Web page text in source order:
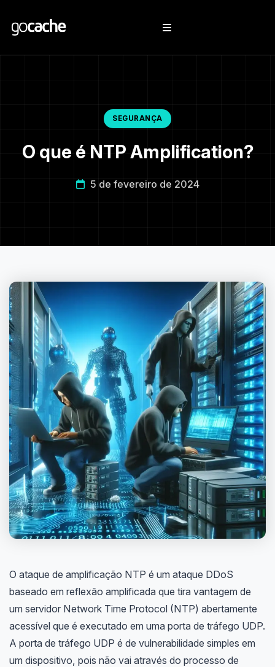
SEGURANÇA
O que é NTP Amplification?
5 de fevereiro de 2024
O ataque de amplificação NTP é um ataque DDoS
baseado em reflexão amplificada que tira vantagem de
um servidor Network Time Protocol (NTP) abertamente
acessível que é executado em uma porta de tráfego UDP.
A porta de tráfego UDP é de vulnerabilidade simples em
um dispositivo, pois não vai através do processo de